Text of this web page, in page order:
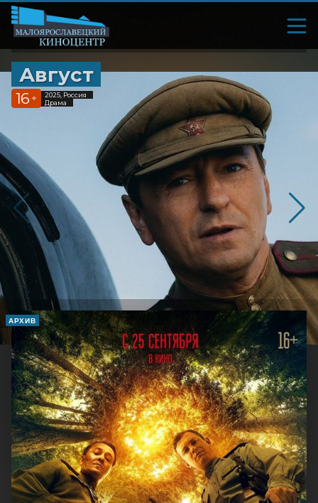
Август
16 +
2025, Россия
Драма
АРХИВ